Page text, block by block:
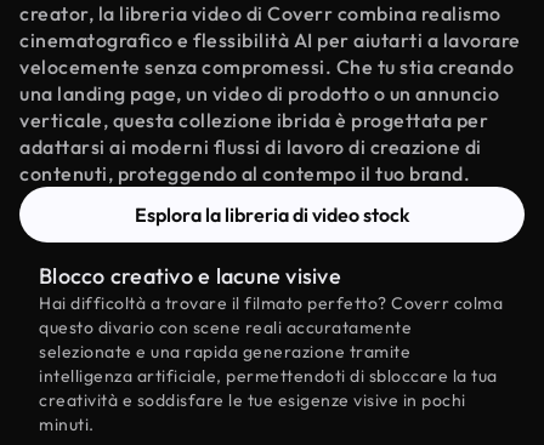
creator, la libreria video di Coverr combina realismo
cinematografico e flessibilità AI per aiutarti a lavorare
velocemente senza compromessi. Che tu stia creando
una landing page, un video di prodotto o un annuncio
verticale, questa collezione ibrida è progettata per
adattarsi ai moderni flussi di lavoro di creazione di
contenuti, proteggendo al contempo il tuo brand.
Esplora la libreria di video stock
Blocco creativo e lacune visive
Hai difficoltà a trovare il filmato perfetto? Coverr colma
questo divario con scene reali accuratamente
selezionate e una rapida generazione tramite
intelligenza artificiale, permettendoti di sbloccare la tua
creatività e soddisfare le tue esigenze visive in pochi
minuti.